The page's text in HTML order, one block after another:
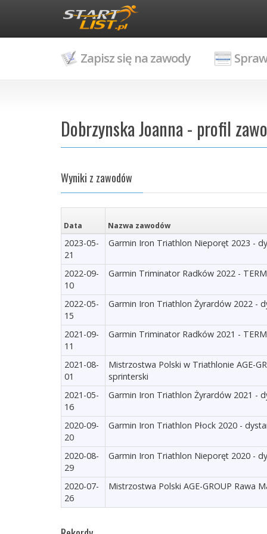
Zapisz się na zawody
Dobrzynska Joanna - profil
Wyniki z zawodów
Data Nazwa zawodów
2023-05-
21
Garmin Iron Triathlon Nieporęt 2023 -
2022-09-
10
Garmin Triminator Radków 2022 -
2022-05-
15
Garmin Iron Triathlon Żyrardów 2022 -
2021-09-
11
Garmin Triminator Radków 2021 -
2021-08-
01
Mistrzostwa Polski w Triathlonie AGE-
sprinterski
2021-05-
16
Garmin Iron Triathlon Żyrardów 2021 -
2020-09-
20
Garmin Iron Triathlon Płock 2020 -
2020-08-
29
Garmin Iron Triathlon Nieporęt 2020 -
2020-07-
26
Mistrzostwa Polski AGE-GROUP Rawa